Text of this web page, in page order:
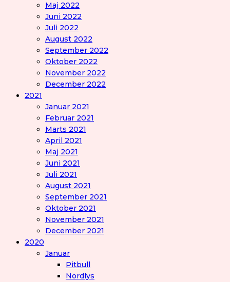
Maj 2022
Juni 2022
Juli 2022
August 2022
September 2022
Oktober 2022
November 2022
December 2022
2021
Januar 2021
Februar 2021
Marts 2021
April 2021
Maj 2021
Juni 2021
Juli 2021
August 2021
September 2021
Oktober 2021
November 2021
December 2021
2020
Januar
Pitbull
Nordlys